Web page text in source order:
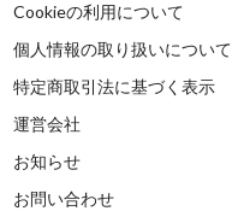
Cookieの利用について
個人情報の取り扱いについて
特定商取引法に基づく表示
運営会社
お知らせ
お問い合わせ